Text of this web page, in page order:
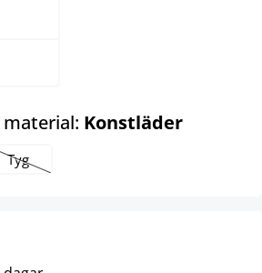
Konstläderselect
Tyg
(Det här alternativet är för närvarande inte